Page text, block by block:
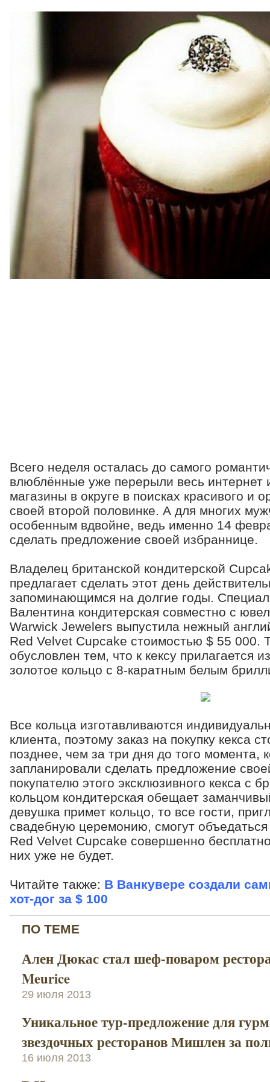
Всего неделя осталась до самого
влюблённые уже перерыли весь интернет
магазины в округе в поисках красивого и
своей второй половинке. А для многих
особенным вдвойне, ведь именно 14
сделать предложение своей избраннице.
Владелец британской кондитерской
предлагает сделать этот день
запоминающимся на долгие годы.
Валентина кондитерская совместно с
Warwick Jewelers выпустила нежный
Red Velvet Cupcake стоимостью $ 55 000.
обусловлен тем, что к кексу прилагается
золотое кольцо с 8-каратным белым
Все кольца изготавливаются
клиента, поэтому заказ на покупку кекса
позднее, чем за три дня до того момента,
запланировали сделать предложение
покупателю этого эксклюзивного кекса с
кольцом кондитерская обещает
девушка примет кольцо, то все гости,
свадебную церемонию, смогут
Red Velvet Cupcake совершенно
них уже не будет.
Читайте также: В Ванкувере создали
хот-дог за $ 100
ПО ТЕМЕ
Ален Дюкас стал шеф-поваром
Meurice
29 июля 2013
Уникальное тур-предложение для
звездочных ресторанов Мишлен за
16 июля 2013